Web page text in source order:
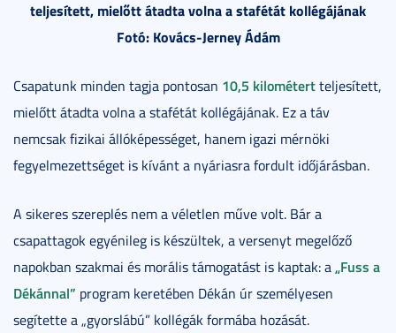
teljesített, mielőtt átadta volna a stafétát kollégájának
Fotó: Kovács-Jerney Ádám
Csapatunk minden tagja pontosan 10,5 kilométertteljesített,
mielőtt átadta volna a stafétát kollégájának. Ez a táv
nemcsak fizikai állóképességet, hanem igazi mérnöki
fegyelmezettséget is kívánt a nyáriasra fordult időjárásban.
A sikeres szereplés nem a véletlen műve volt. Bár a
csapattagok egyénileg is készültek, a versenyt megelőző
napokban szakmai és morális támogatást is kaptak: a„Fuss a
Dékánnal” program keretében Dékán úr személyesen
segítette a „gyorslábú” kollégák formába hozását.